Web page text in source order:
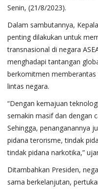
Senin, (21/8/2023).
Dalam sambutannya,
penting dilakukan untuk
transnasional di negara
menghadapi tantangan
berkomitmen
lintas negara.
“Dengan kemajuan
semakin masif dan dengan
Sehingga, penanganannya
pidana terorisme, tindak
tindak pidana narkotika,”
Ditambahkan Presiden,
sama berkelanjutan,